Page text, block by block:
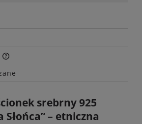
ewentualnych kosztów płatności
srebrny 925
Słońca” – etniczna